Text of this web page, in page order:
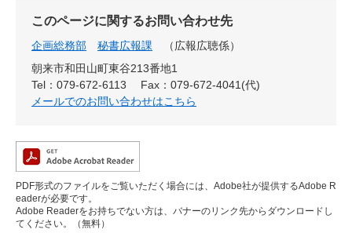
このページに関するお問い合わせ先
企画総務部 秘書広報課
広報広聴係
朝来市和田山町東谷213番地1
Tel：079-672-6113
Fax：079-672-4041(代)
メールでのお問い合わせはこちら
PDF形式のファイルをご覧いただく場合には、Adobe社が提供するAdobe R
eaderが必要です。
Adobe Readerをお持ちでない方は、バナーのリンク先からダウンロードし
てください。（無料）